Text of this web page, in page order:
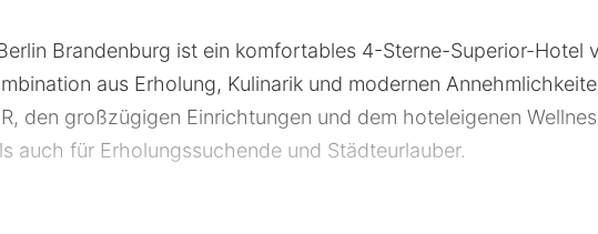
Brandenburg ist ein komfortables 4-Sterne-Superior-Hotel
aus Erholung, Kulinarik und modernen
den großzügigen Einrichtungen und dem hoteleigenen
auch für Erholungssuchende und Städteurlauber.
Berlin Brandenburg